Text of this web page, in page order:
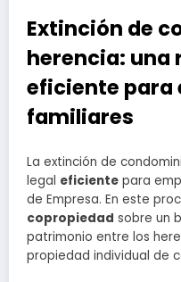
Extinción de
herencia: una
eficiente para
familiares
La extinción de
legal eficiente para
de Empresa. En este
copropiedad sobre un
patrimonio entre los
propiedad individual de